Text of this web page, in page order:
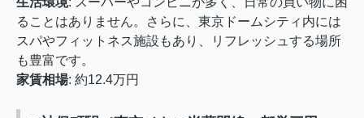
ることはありません。さらに、東京ドームシティ内には
スパやフィットネス施設もあり、リフレッシュする場所
も豊富です。
家賃相場: 約12.4万円